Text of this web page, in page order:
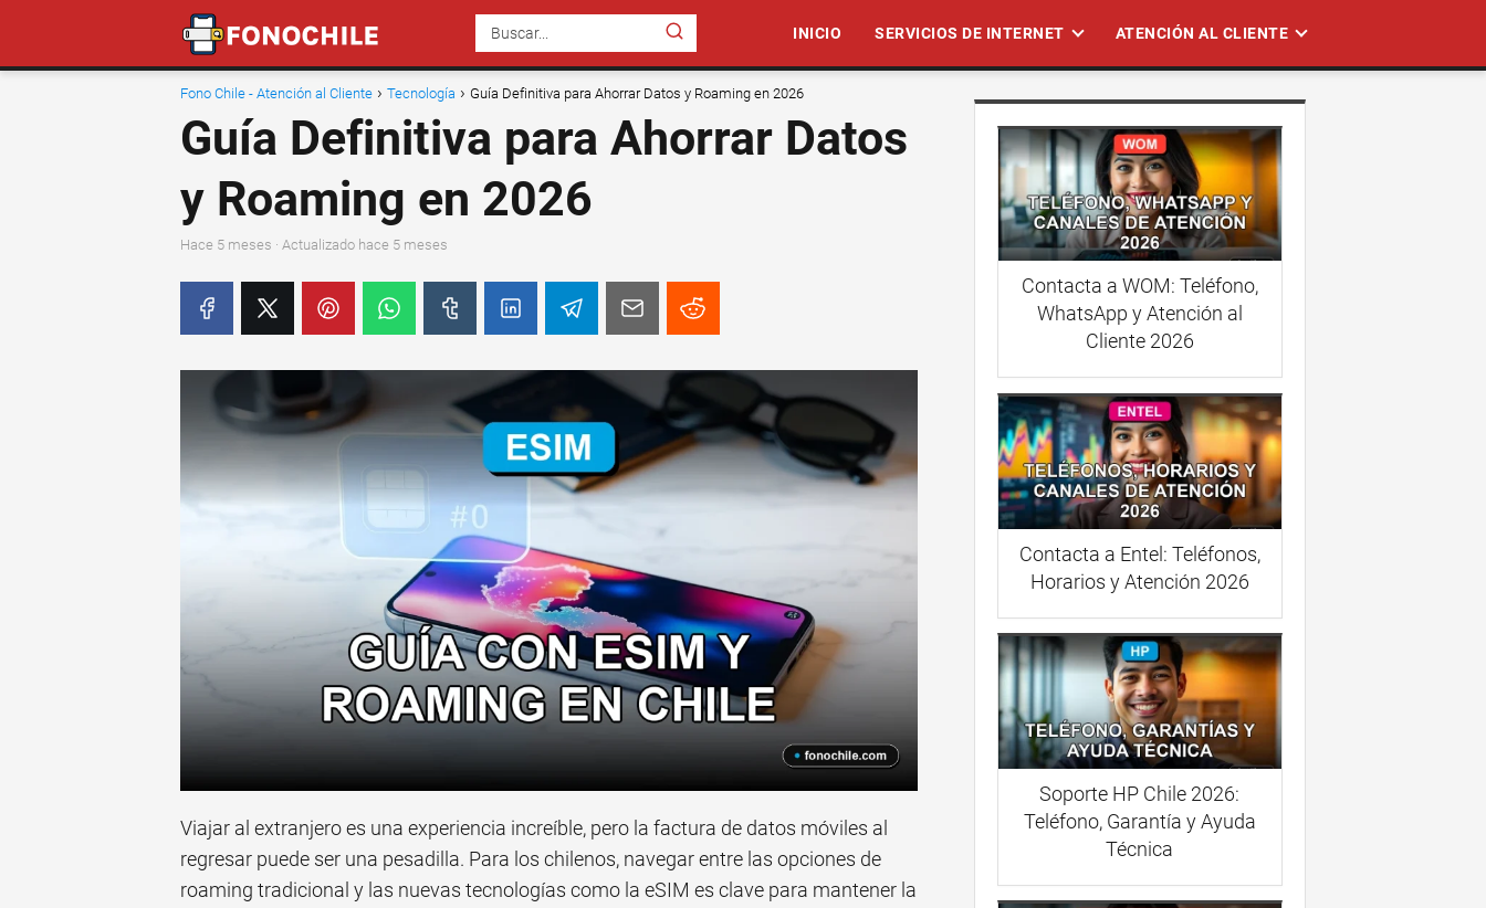
INICIO SERVICIOS DE INTERNET ATENCIÓN AL CLIENTE
Fono Chile - Atención al Cliente Tecnología Guía Definitiva para Ahorrar Datos y Roaming en 2026
Guía Definitiva para Ahorrar Datos
y Roaming en 2026
hace 5 meses · Actualizado hace 5 meses
Viajar al extranjero es una experiencia increíble, pero la factura de datos móviles al
regresar puede ser una pesadilla. Para los chilenos, navegar entre las opciones de
roaming tradicional y las nuevas tecnologías como la eSIM es clave para mantener la
Contacta a WOM: Teléfono,
WhatsApp y Atención al
Cliente 2026
Contacta a Entel: Teléfonos,
Horarios y Atención 2026
Soporte HP Chile 2026:
Teléfono, Garantía y Ayuda
Técnica